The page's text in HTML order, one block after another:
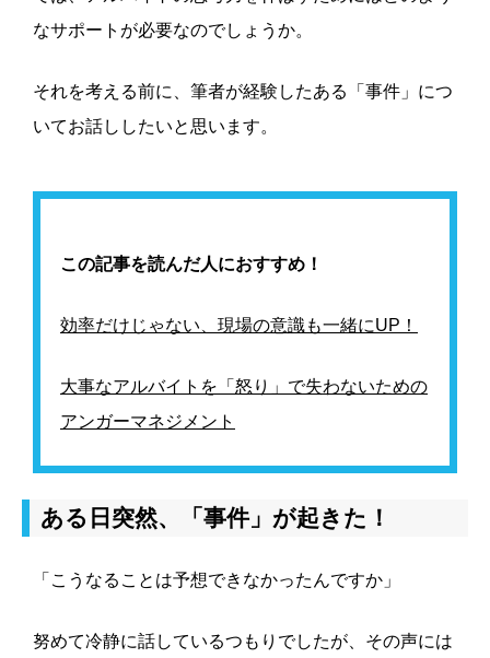
なサポートが必要なのでしょうか。
それを考える前に、筆者が経験したある「事件」につ
いてお話ししたいと思います。
この記事を読んだ人におすすめ！
効率だけじゃない、現場の意識も一緒にUP！
大事なアルバイトを「怒り」で失わないための
アンガーマネジメント
ある日突然、「事件」が起きた！
「こうなることは予想できなかったんですか」
努めて冷静に話しているつもりでしたが、その声には